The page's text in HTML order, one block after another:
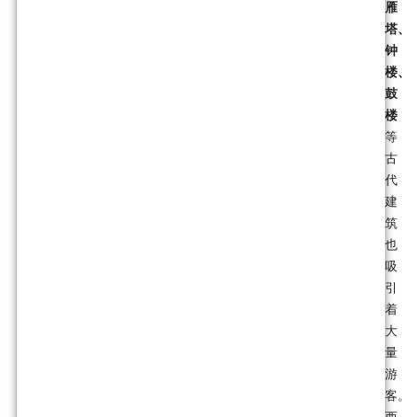
雁
塔
钟
楼
鼓
楼
等
古
代
建
筑
也
吸
引
着
大
量
游
客